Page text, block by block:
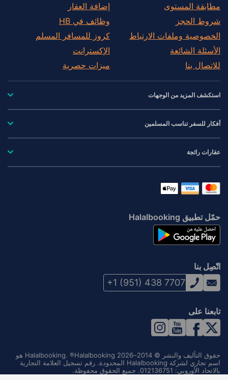
مطابقة المستوى
شروط الحجز
الخصوصية وملفات الارتباط
الأسئلة الشائعة
للاتصال بنا
إضافة العقار
وظائف في HB
كروز للمسافر المسلم
الإكسترانت
ميزات حصرية
استكشف المزيد من الوجهات
أفكار للسفر تناسب المسلمين
عقارات رائجة
حمّل تطبيق Halalbooking
اتّصِل بنا
+1 (951) 438 7707
تابعنا على
حقوق التأليف والنشر © 2014–2026 Halalbooking. ®Halalbooking هو
اسم تجاري لشركة Halalbooking المحدودة. رقم تسجيل العلامة التجارية
بالاتحاد الأوروبي: 012136751. جميع الحقوق محفوظة.